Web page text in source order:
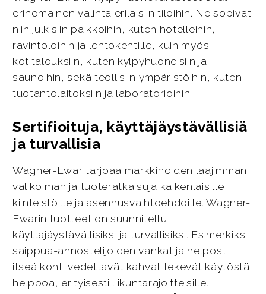
erinomainen valinta erilaisiin tiloihin. Ne sopivat
niin julkisiin paikkoihin, kuten hotelleihin,
ravintoloihin ja lentokentille, kuin myös
kotitalouksiin, kuten kylpyhuoneisiin ja
saunoihin, sekä teollisiin ympäristöihin, kuten
tuotantolaitoksiin ja laboratorioihin.
Sertifioituja, käyttäjäystävällisiä
ja turvallisia
Wagner-Ewar tarjoaa markkinoiden laajimman
valikoiman ja tuoteratkaisuja kaikenlaisille
kiinteistöille ja asennusvaihtoehdoille. Wagner-
Ewarin tuotteet on suunniteltu
käyttäjäystävällisiksi ja turvallisiksi. Esimerkiksi
saippua-annostelijoiden vankat ja helposti
itseä kohti vedettävät kahvat tekevät käytöstä
helppoa, erityisesti liikuntarajoitteisille.